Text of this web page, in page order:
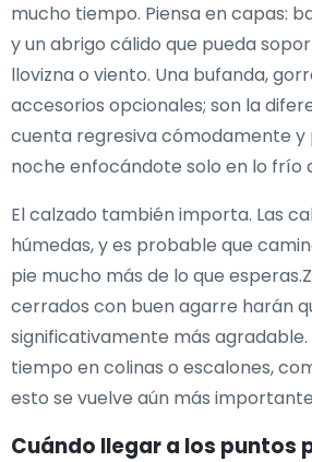
mucho tiempo. Piensa en capas:
y un abrigo cálido que pueda
llovizna o viento. Una bufanda,
accesorios opcionales; son la
cuenta regresiva cómodamente y
noche enfocándote solo en lo frío
El calzado también importa. Las
húmedas, y es probable que
pie mucho más de lo que
cerrados con buen agarre harán
significativamente más agradable.
tiempo en colinas o escalones,
esto se vuelve aún más
Cuándo llegar a los puntos